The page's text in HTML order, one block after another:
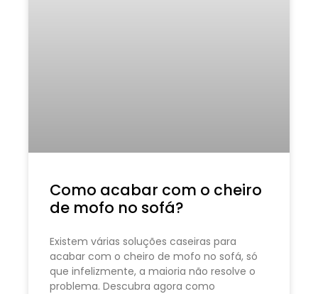
Como acabar com o cheiro
de mofo no sofá?
Existem várias soluções caseiras para
acabar com o cheiro de mofo no sofá, só
que infelizmente, a maioria não resolve o
problema. Descubra agora como